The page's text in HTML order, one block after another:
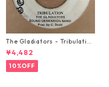
The Gladiators - Tribulation
【7-21365】
¥4,482
10%OFF